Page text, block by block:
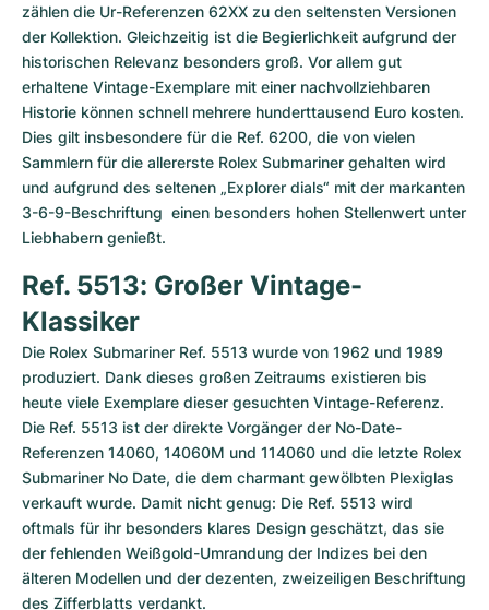
zählen die Ur-Referenzen 62XX zu den seltensten Versionen
der Kollektion. Gleichzeitig ist die Begierlichkeit aufgrund der
historischen Relevanz besonders groß. Vor allem gut
erhaltene Vintage-Exemplare mit einer nachvollziehbaren
Historie können schnell mehrere hunderttausend Euro kosten.
Dies gilt insbesondere für die Ref. 6200, die von vielen
Sammlern für die allererste Rolex Submariner gehalten wird
und aufgrund des seltenen „Explorer dials“ mit der markanten
3-6-9-Beschriftung  einen besonders hohen Stellenwert unter
Liebhabern genießt.
Ref. 5513: Großer Vintage-
Klassiker
Die Rolex Submariner Ref. 5513 wurde von 1962 und 1989
produziert. Dank dieses großen Zeitraums existieren bis
heute viele Exemplare dieser gesuchten Vintage-Referenz.
Die Ref. 5513 ist der direkte Vorgänger der No-Date-
Referenzen 14060, 14060M und 114060 und die letzte Rolex
Submariner No Date, die dem charmant gewölbten Plexiglas
verkauft wurde. Damit nicht genug: Die Ref. 5513 wird
oftmals für ihr besonders klares Design geschätzt, das sie
der fehlenden Weißgold-Umrandung der Indizes bei den
älteren Modellen und der dezenten, zweizeiligen Beschriftung
des Zifferblatts verdankt.